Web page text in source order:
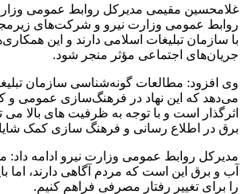
غلامحسین مقیمی مدیرکل روابط عمومی
روابط عمومی وزارت نیرو و شرکت‌های
با سازمان تبلیغات اسلامی دارند و این
جریان‌های اجتماعی مؤثر منجر شود.
وی افزود: مطالعات گونه‌شناسی سازمان
می‌دهد که این نهاد در فرهنگ‌سازی عمومی
اثرگذار است و با توجه به ظرفیت های بالا
برق در اطلاع رسانی و فرهنگ سازی کمک
مدیرکل روابط عمومی وزارت نیرو ادامه
آب و برق این است که مردم آگاهی دارند، اما
را برای تغییر رفتار مصرفی فراهم کنیم.